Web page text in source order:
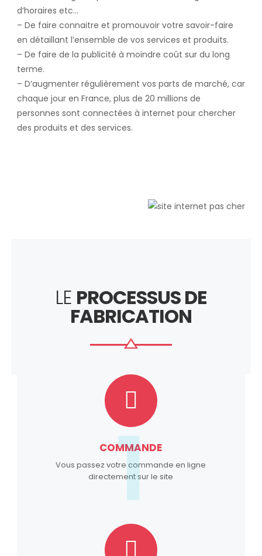
d’horaires etc…
– De faire connaitre et promouvoir votre savoir-faire
en détaillant l’ensemble de vos services et produits.
– De faire de la publicité à moindre coût sur du long
terme.
– D’augmenter régulièrement vos parts de marché, car
chaque jour en France, plus de 20 millions de
personnes sont connectées à internet pour chercher
des produits et des services.
LE PROCESSUS DE
FABRICATION
COMMANDE
Vous passez votre commande en ligne
directement sur le site
1